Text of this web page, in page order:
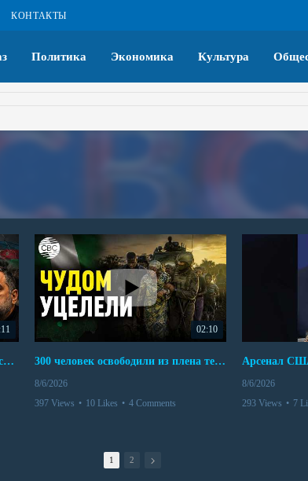
КОНТАКТЫ
Политика Экономика Культура
Дело бывших лидеров сепаратистского режима в Карабахе
02:10
300 человек освободили из плена террористов. Невероятная история спасения
8/6/2026
397 Views • 10 Likes • 4 Comments
8/6/2026
293 Views • 7
1 2